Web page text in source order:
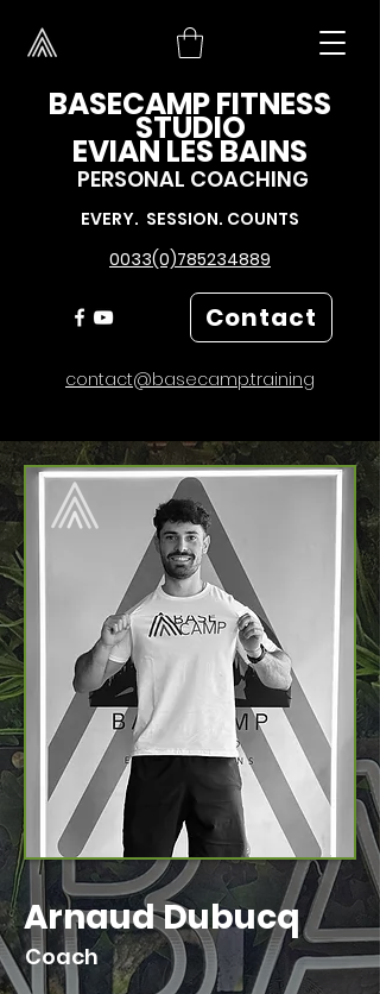
PERSONAL COACHING
0033(0)785234889
Contact
BASECAMP FITNESS
STUDIO
EVIAN LES BAINS
contact@basecamp.training
EVERY. SESSION. COUNTS
Arnaud Dubucq
Coach